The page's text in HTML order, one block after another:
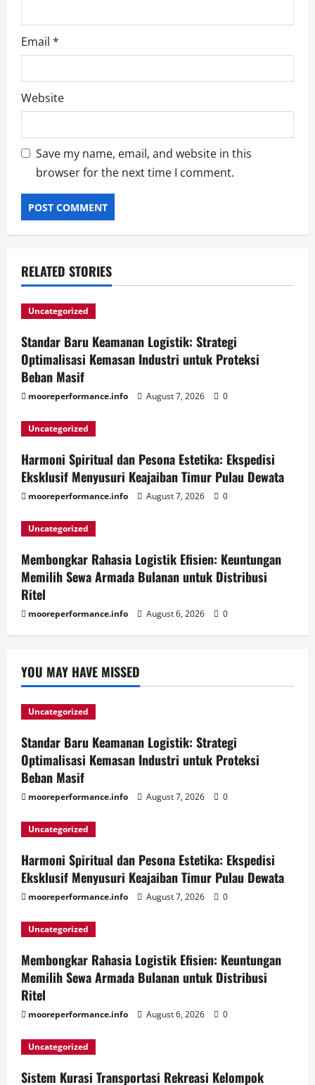
Email *
Website
Save my name, email, and website in this
browser for the next time I comment.
RELATED STORIES
Uncategorized
Standar Baru Keamanan Logistik: Strategi
Optimalisasi Kemasan Industri untuk Proteksi
Beban Masif
mooreperformance.info August 7, 2026 0
Uncategorized
Harmoni Spiritual dan Pesona Estetika: Ekspedisi
Eksklusif Menyusuri Keajaiban Timur Pulau Dewata
mooreperformance.info August 7, 2026 0
Uncategorized
Membongkar Rahasia Logistik Efisien: Keuntungan
Memilih Sewa Armada Bulanan untuk Distribusi
Ritel
mooreperformance.info August 6, 2026 0
YOU MAY HAVE MISSED
Uncategorized
Standar Baru Keamanan Logistik: Strategi
Optimalisasi Kemasan Industri untuk Proteksi
Beban Masif
mooreperformance.info August 7, 2026 0
Uncategorized
Harmoni Spiritual dan Pesona Estetika: Ekspedisi
Eksklusif Menyusuri Keajaiban Timur Pulau Dewata
mooreperformance.info August 7, 2026 0
Uncategorized
Membongkar Rahasia Logistik Efisien: Keuntungan
Memilih Sewa Armada Bulanan untuk Distribusi
Ritel
mooreperformance.info August 6, 2026 0
Uncategorized
Sistem Kurasi Transportasi Rekreasi Kelompok